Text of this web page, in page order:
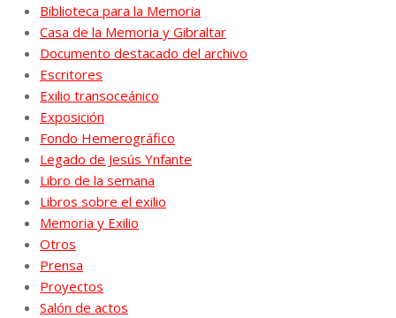
Biblioteca para la Memoria
Casa de la Memoria y Gibraltar
Documento destacado del archivo
Escritores
Exilio transoceánico
Exposición
Fondo Hemerográfico
Legado de Jesús Ynfante
Libro de la semana
Libros sobre el exilio
Memoria y Exilio
Otros
Prensa
Proyectos
Salón de actos